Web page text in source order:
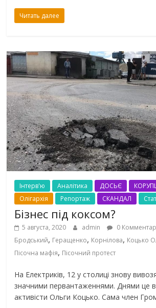
Читать далее
Інтерв'ю Аналітика ДОСЬЄ
Олігархія
Репортаж СКАНДАЛ
Бізнес під коксом?
5 августа, 2020 admin
0
Бродський, Геращенко, Корнілова, Коцько
Пісочна мафія, Пісочний протест
На Електриків, 12 у столиці знову
значними первантаженнями. Днями це
активісти Ольги Коцько. Сама член